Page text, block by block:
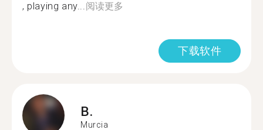
, playing any...阅读更多
下载软件
B.
Murcia